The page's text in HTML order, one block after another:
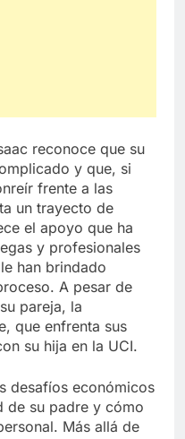
reconoce que su
y que, si
frente a las
un trayecto de
el apoyo que ha
y profesionales
han brindado
A pesar de
pareja, la
que enfrenta sus
su hija en la UCI.
desafíos económicos
de su padre y cómo
Más allá de